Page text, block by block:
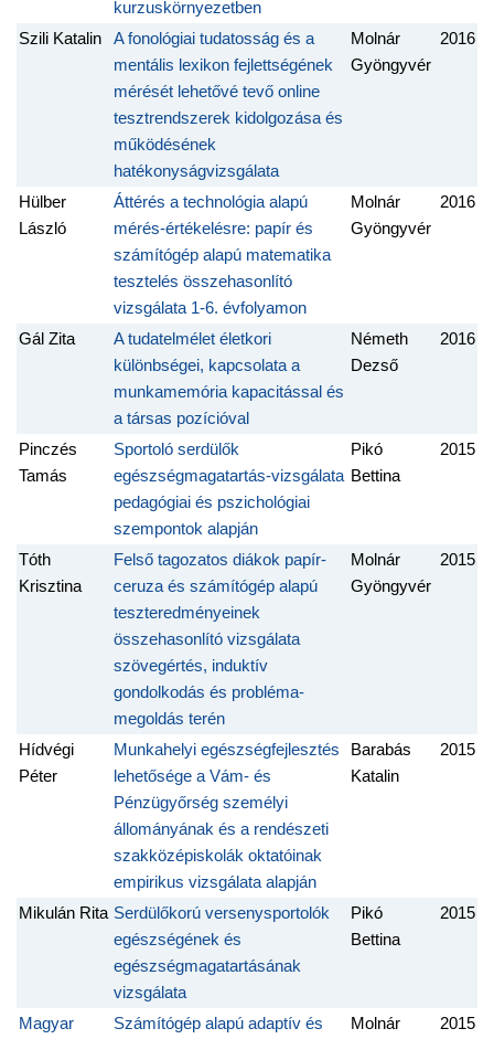
kurzuskörnyezetben
Szili Katalin
A fonológiai tudatosság és a
mentális lexikon fejlettségének
mérését lehetővé tevő online
tesztrendszerek kidolgozása és
működésének
hatékonyságvizsgálata
Molnár
Gyöngyvér
2016
Hülber
László
Áttérés a technológia alapú
mérés-értékelésre: papír és
számítógép alapú matematika
tesztelés összehasonlító
vizsgálata 1-6. évfolyamon
Molnár
Gyöngyvér
2016
Gál Zita
A tudatelmélet életkori
különbségei, kapcsolata a
munkamemória kapacitással és
a társas pozícióval
Németh
Dezső
2016
Pinczés
Tamás
Sportoló serdülők
egészségmagatartás-vizsgálata
pedagógiai és pszichológiai
szempontok alapján
Pikó
Bettina
2015
Tóth
Krisztina
Felső tagozatos diákok papír-
ceruza és számítógép alapú
teszteredményeinek
összehasonlító vizsgálata
szövegértés, induktív
gondolkodás és probléma-
megoldás terén
Molnár
Gyöngyvér
2015
Hídvégi
Péter
Munkahelyi egészségfejlesztés
lehetősége a Vám- és
Pénzügyőrség személyi
állományának és a rendészeti
szakközépiskolák oktatóinak
empirikus vizsgálata alapján
Barabás
Katalin
2015
Mikulán Rita Serdülőkorú versenysportolók
egészségének és
egészségmagatartásának
vizsgálata
Pikó
Bettina
2015
Magyar
Számítógép alapú adaptív és
Molnár
2015